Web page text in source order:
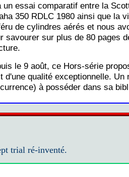
un essai comparatif entre la
350 RDLC 1980 ainsi que la
de cylindres aérés et nous
savourer sur plus de 80 pages
le 9 août, ce Hors-série
d'une qualité exceptionnelle. Un
à posséder dans sa
trial ré-inventé.